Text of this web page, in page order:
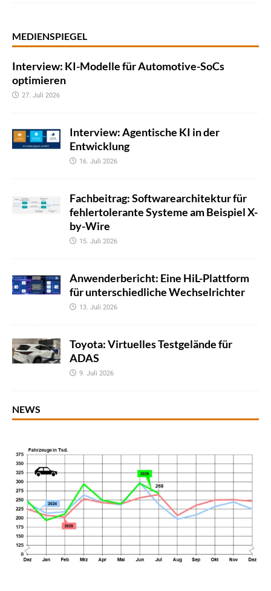
MEDIENSPIEGEL
Interview: KI-Modelle für Automotive-SoCs
optimieren
27. Juli 2026
Interview: Agentische KI in der
Entwicklung
16. Juli 2026
Fachbeitrag: Softwarearchitektur für
fehlertolerante Systeme am Beispiel X-
by-Wire
15. Juli 2026
Anwenderbericht: Eine HiL-Plattform
für unterschiedliche Wechselrichter
13. Juli 2026
Toyota: Virtuelles Testgelände für
ADAS
9. Juli 2026
NEWS